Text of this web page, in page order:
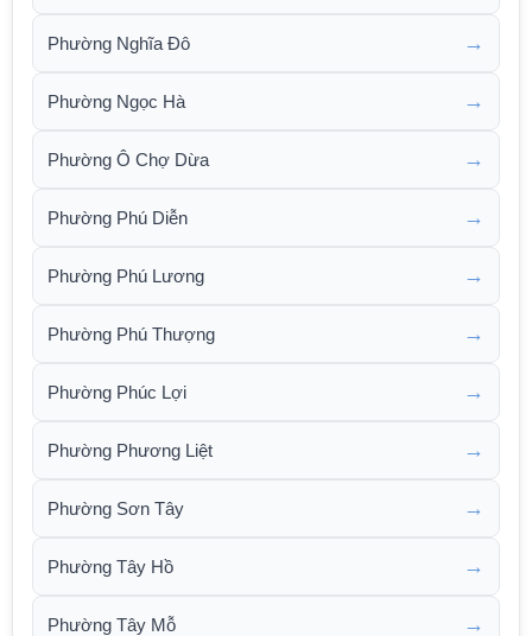
Phường Nghĩa Đô →
Phường Ngọc Hà →
Phường Ô Chợ Dừa →
Phường Phú Diễn →
Phường Phú Lương →
Phường Phú Thượng →
Phường Phúc Lợi →
Phường Phương Liệt →
Phường Sơn Tây →
Phường Tây Hồ →
Phường Tây Mỗ →